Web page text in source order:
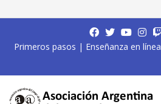
Primeros pasos | Enseñanza en línea